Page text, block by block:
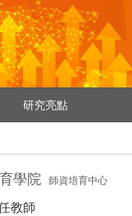
研究亮點
學院 師資培育中心
教師